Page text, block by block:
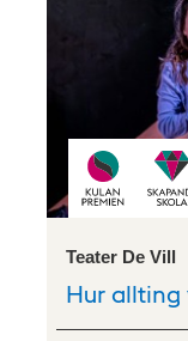
Teater De Vill
Hur allting